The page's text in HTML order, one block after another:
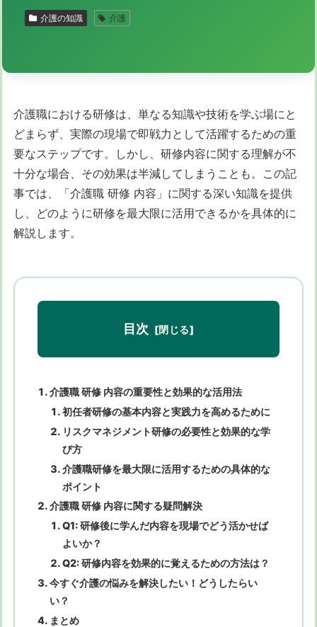
介護の知識 介護
介護職における研修は、単なる知識や技術を学ぶ場にと
どまらず、実際の現場で即戦力として活躍するための重
要なステップです。しかし、研修内容に関する理解が不
十分な場合、その効果は半減してしまうことも。この記
事では、「介護職 研修 内容」に関する深い知識を提供
し、どのように研修を最大限に活用できるかを具体的に
解説します。
目次
介護職 研修 内容の重要性と効果的な活用法
初任者研修の基本内容と実践力を高めるために
リスクマネジメント研修の必要性と効果的な学
び方
介護職研修を最大限に活用するための具体的な
ポイント
介護職 研修 内容に関する疑問解決
Q1: 研修後に学んだ内容を現場でどう活かせば
よいか？
Q2: 研修内容を効果的に覚えるための方法は？
今すぐ介護の悩みを解決したい！どうしたらい
い？
まとめ